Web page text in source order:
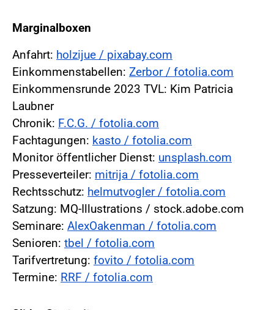
Marginalboxen
Anfahrt: holzijue / pixabay.com
Einkommenstabellen: Zerbor / fotolia.com
Einkommensrunde 2023 TVL: Kim Patricia
Laubner
Chronik: F.C.G. / fotolia.com
Fachtagungen: kasto / fotolia.com
Monitor öffentlicher Dienst: unsplash.com
Presseverteiler: mitrija / fotolia.com
Rechtsschutz: helmutvogler / fotolia.com
Satzung: MQ-Illustrations / stock.adobe.com
Seminare: AlexOakenman / fotolia.com
Senioren: tbel / fotolia.com
Tarifvertretung: fovito / fotolia.com
Termine: RRF / fotolia.com